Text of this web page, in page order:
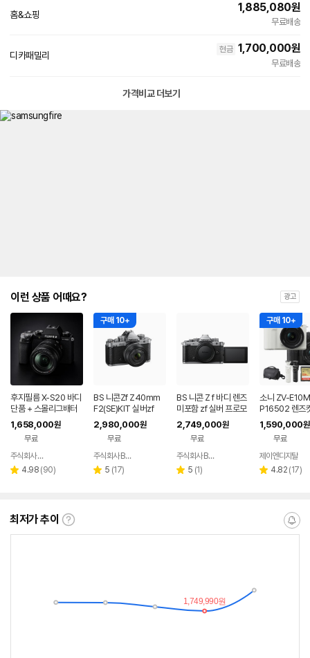
홈&쇼핑
1,885,080원
무료배송
디카패밀리
현금 1,700,000원
무료배송
가격비교 더보기
이런 상품 어때요? 광고
후지필름 X-S20 바디
단품 + 스몰리그배터
리 (2종 포토리뷰리뷰
이벤트)
1,658,000원
무료
페이
주식회사 정준포커스
별 4.98 리
(90)
구매 10+
BS 니콘Zf Z40mm
F2(SE)KIT 실버zf
2,980,000원
무료
주식회사 BS디지털
별 5 리
(17)
BS 니콘 Z f 바디 렌즈
미포함 zf 실버 프로모
션
2,749,000원
무료
주식회사 BS디지털
별 5 리
(1)
구매 10+
소니 ZV-
P16502 렌즈
VPT2BT 그
G U21가방
1,590,000원
무료
제이엔디지탈
별 4.82 리
(17)
최저가 추이
최
알